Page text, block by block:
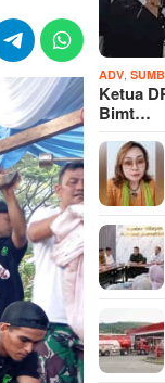
ADV ,
Ketua
Bimt…